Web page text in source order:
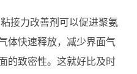
粘接力改善剂可以促进聚氨
体快速释放，减少界面气
的致密性。这就好比及时